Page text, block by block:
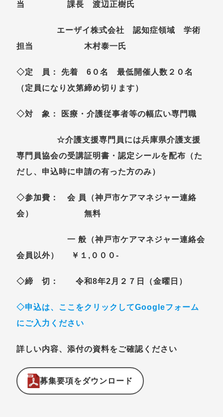
当 課長 渡辺正樹氏
エーザイ株式会社 認知症領域 学術
担当 木村泰一氏
◇定 員： 先着 6０名 最低開催人数２０名
（定員になり次第締め切ります）
◇対 象： 医療・介護従事者等の幅広い専門職
☆介護支援専門員には兵庫県介護支援
専門員協会の受講証明書・認定シールを配布（た
だし、申込時に申請の有った方のみ）
◇参加費： 会 員（神戸市ケアマネジャー連絡
会） 無料
一 般（神戸市ケアマネジャー連絡会
会員以外） ￥１,０００-
◇締 切： 令和8年2月２７日（金曜日）
◇申込は、
ここをクリックしてGoogleフォーム
にご入力ください
詳しい内容、添付の資料をご確認ください
募集要項をダウンロード